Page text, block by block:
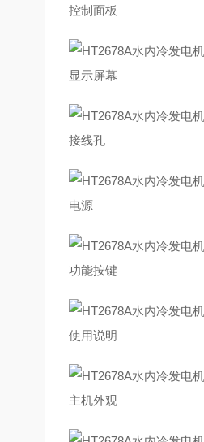
控制面板
显示屏幕
接线孔
电源
功能按键
使用说明
主机外观